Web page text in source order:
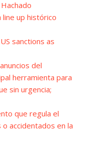
line up histórico
sanctions as
del
herramienta para
sin urgencia;
que regula el
accidentados en la